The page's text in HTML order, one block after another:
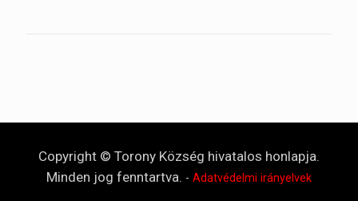
Copyright © Torony Község hivatalos honlapja.
Minden jog fenntartva. - Adatvédelmi irányelvek